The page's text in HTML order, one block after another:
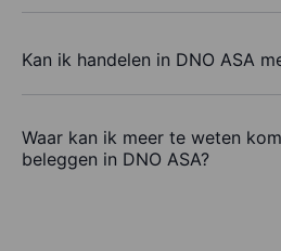
Kan ik handelen in DNO ASA
Waar kan ik meer te weten
beleggen in DNO ASA?